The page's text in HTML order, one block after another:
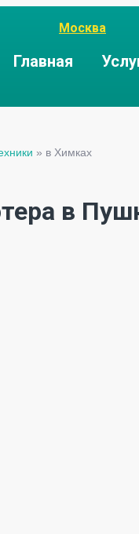
Главная
» в Химках
в